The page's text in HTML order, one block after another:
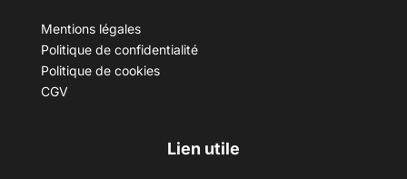
Mentions légales
Politique de confidentialité
Politique de cookies
CGV
Lien utile